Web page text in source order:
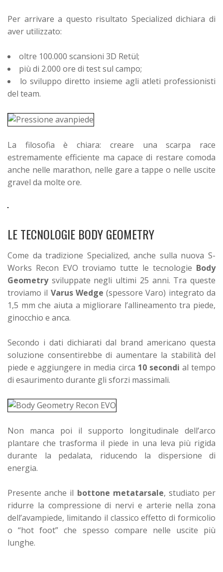
Per arrivare a questo risultato Specialized dichiara di
aver utilizzato:
oltre 100.000 scansioni 3D Retül;
più di 2.000 ore di test sul campo;
lo sviluppo diretto insieme agli atleti professionisti
del team.
La filosofia è chiara: creare una scarpa race
estremamente efficiente ma capace di restare comoda
anche nelle marathon, nelle gare a tappe o nelle uscite
gravel da molte ore.
LE TECNOLOGIE BODY GEOMETRY
Come da tradizione Specialized, anche sulla nuova S-
Works Recon EVO troviamo tutte le tecnologie Body
Geometrysviluppate negli ultimi 25 anni. Tra queste
troviamo il Varus Wedge (spessore Varo) integrato da
1,5 mm che aiuta a migliorare l’allineamento tra piede,
ginocchio e anca.
Secondo i dati dichiarati dal brand americano questa
soluzione consentirebbe di aumentare la stabilità del
piede e aggiungere in media circa 10 secondi al tempo
di esaurimento durante gli sforzi massimali.
Non manca poi il supporto longitudinale dell’arco
plantare che trasforma il piede in una leva più rigida
durante la pedalata, riducendo la dispersione di
energia.
Presente anche il bottone metatarsale, studiato per
ridurre la compressione di nervi e arterie nella zona
dell’avampiede, limitando il classico effetto di formicolio
o “hot foot” che spesso compare nelle uscite più
lunghe.